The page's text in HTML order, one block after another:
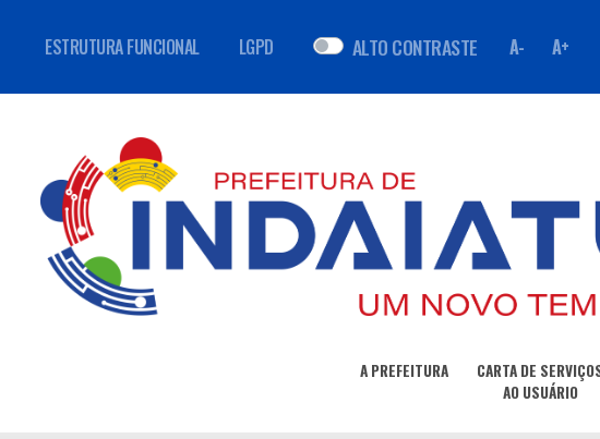
ESTRUTURA FUNCIONAL LGPD ALTO CONTRASTE A- A+
A PREFEITURA
CARTA DE
AO USUÁRIO